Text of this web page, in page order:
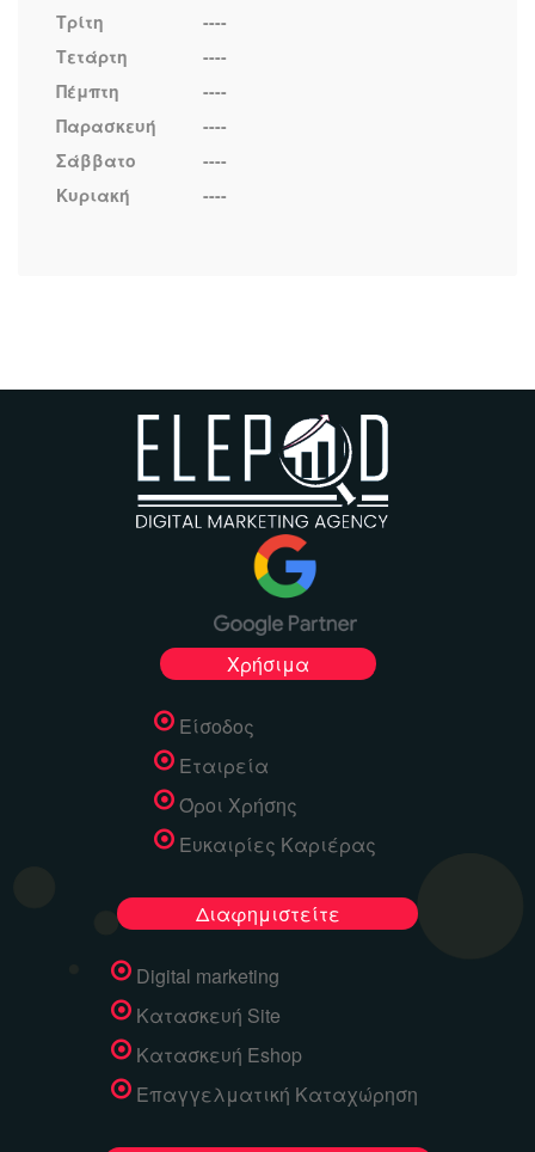
Τρίτη
----
Τετάρτη
----
Πέμπτη
----
Παρασκευή
----
Σάββατο
----
Κυριακή
----
Χρήσιμα
Είσοδος
Εταιρεία
Όροι Χρήσης
Ευκαιρίες Καριέρας
Διαφημιστείτε
Digital marketing
Κατασκευή Site
Κατασκευή Eshop
Επαγγελματική Καταχώρηση